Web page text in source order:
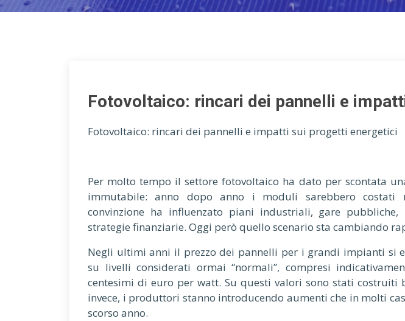
Fotovoltaico: rincari dei pannelli e
Fotovoltaico: rincari dei pannelli e impatti sui progetti energetici
Per molto tempo il settore fotovoltaico ha dato per scontata
immutabile: anno dopo anno i moduli sarebbero costati
convinzione ha influenzato piani industriali, gare pubbliche,
strategie finanziarie. Oggi però quello scenario sta cambiando
Negli ultimi anni il prezzo dei pannelli per i grandi impianti si
su livelli considerati ormai “normali”, compresi
centesimi di euro per watt. Su questi valori sono stati
invece, i produttori stanno introducendo aumenti che in molti
scorso anno.